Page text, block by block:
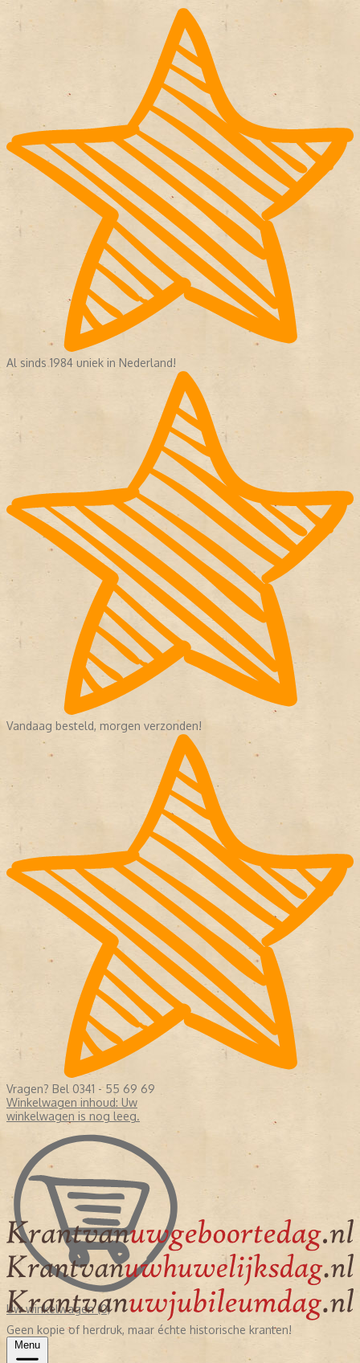
Al sinds 1984 uniek in Nederland!
Vandaag besteld, morgen verzonden!
Vragen? Bel 0341 - 55 69 69
Winkelwagen inhoud: Uw
winkelwagen is nog leeg.
Uw winkelwagen (0)
Geen kopie of herdruk, maar échte historische kranten!
Menu